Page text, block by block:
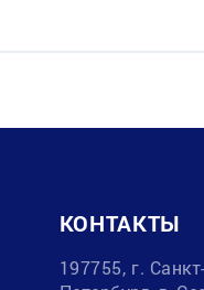
КОНТАКТЫ
197755, г. Санкт-